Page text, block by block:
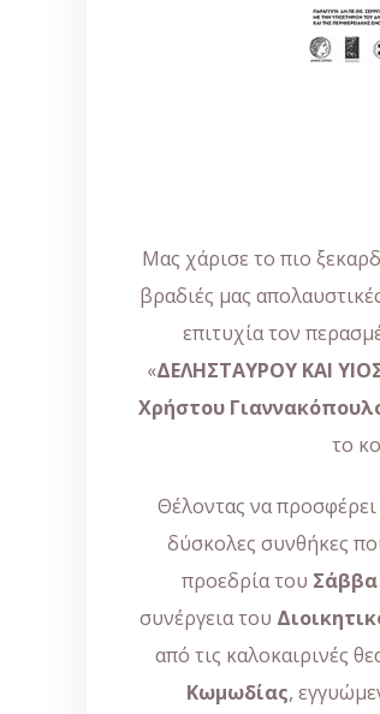
Μας χάρισε το πιο
βραδιές μας
επιτυχία τον
«ΔΕΛΗΣΤΑΥΡΟΥ ΚΑΙ
Χρήστου
το
Θέλοντας να προσφέρει
δύσκολες συνθήκες
προεδρία του Σάββα
συνέργεια του
από τις καλοκαιρινές
Κωμωδίας,